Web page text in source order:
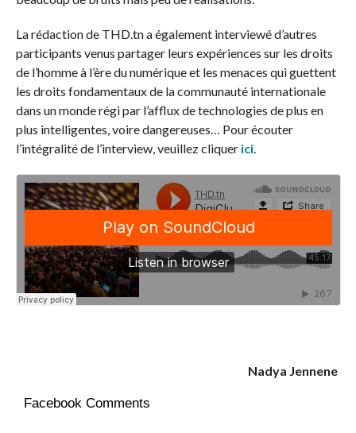
La rédaction de THD.tn a également interviewé d’autres
participants venus partager leurs expériences sur les droits
de l’homme à l’ère du numérique et les menaces qui guettent
les droits fondamentaux de la communauté internationale
dans un monde régi par l’afflux de technologies de plus en
plus intelligentes, voire dangereuses… Pour écouter
l’intégralité de l’interview, veuillez cliquer ici.
Nadya Jennene
Facebook Comments